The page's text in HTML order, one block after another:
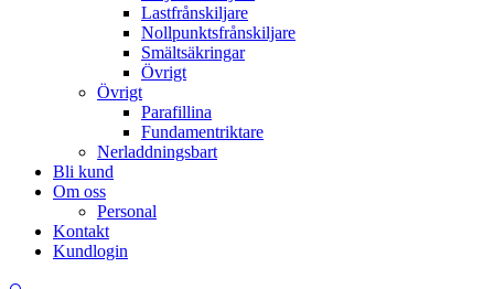
Lastfrånskiljare
Nollpunktsfrånskiljare
Smältsäkringar
Övrigt
Övrigt
Parafillina
Fundamentriktare
Nerladdningsbart
Bli kund
Om oss
Personal
Kontakt
Kundlogin